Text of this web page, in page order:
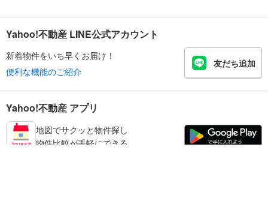
Yahoo!不動産 LINE公式アカウント
新着物件をいち早くお届け！
便利な機能のご紹介
友だち追加
Yahoo!不動産 アプリ
地図でサクッと物件探し
物件比較が手軽にできる